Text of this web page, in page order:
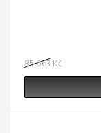
85 063 Kč